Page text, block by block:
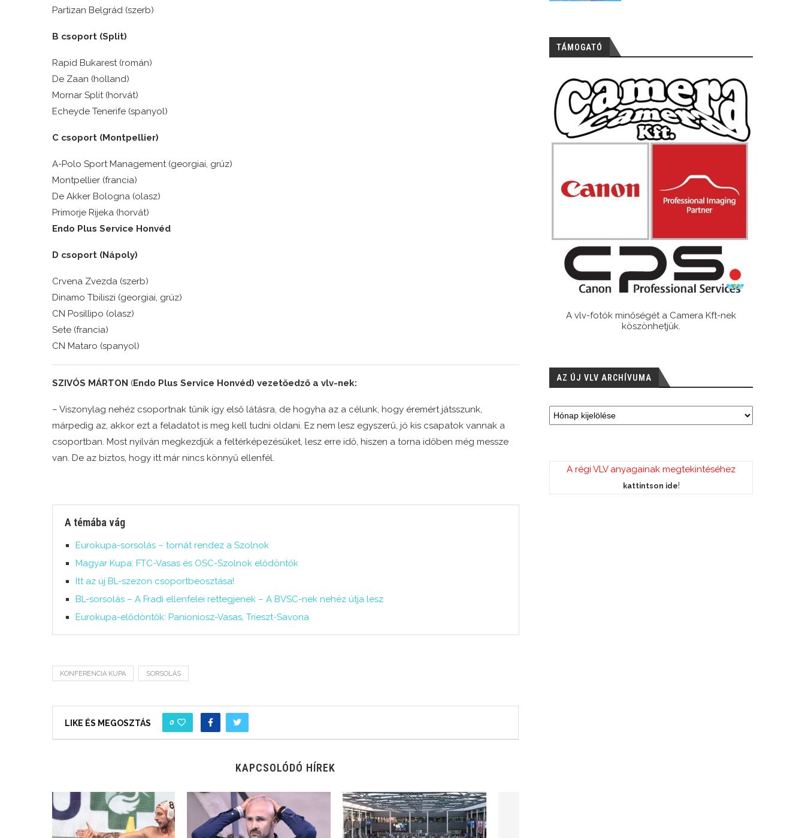
Partizan Belgrád (szerb)
B csoport (Split)
Rapid Bukarest (román)
De Zaan (holland)
Mornar Split (horvát)
Echeyde Tenerife (spanyol)
C csoport (Montpellier)
A-Polo Sport Management (georgiai, grúz)
Montpellier (francia)
De Akker Bologna (olasz)
Primorje Rijeka (horvát)
Endo Plus Service Honvéd
D csoport (Nápoly)
Crvena Zvezda (szerb)
Dinamo Tbiliszi (georgiai, grúz)
CN Posillipo (olasz)
Sete (francia)
CN Mataro (spanyol)
SZIVÓS MÁRTON (Endo Plus Service Honvéd) vezetőedző a vlv-nek:
– Viszonylag nehéz csoportnak tűnik így első látásra, de hogyha az a célunk, hogy éremért játsszunk,
márpedig az, akkor ezt a feladatot is meg kell tudni oldani. Ez nem lesz egyszerű, jó kis csapatok vannak a
csoportban. Most nyilván megkezdjük a feltérképezésüket, lesz erre idő, hiszen a torna időben még messze
van. De az biztos, hogy itt már nincs könnyű ellenfél.
A témába vág
Eurokupa-sorsolás – tornát rendez a Szolnok
Magyar Kupa: FTC-Vasas és OSC-Szolnok elődöntők
Itt az új BL-szezon csoportbeosztása!
BL-sorsolás – A Fradi ellenfelei rettegjenek – A BVSC-nek nehéz útja lesz
Eurokupa-elődöntők: Panioniosz-Vasas, Trieszt-Savona
KONFERENCIA KUPA SORSOLÁS
LIKE ÉS MEGOSZTÁS 0
KAPCSOLÓDÓ HÍREK
TÁMOGATÓ
A vlv-fotók minőségét a Camera Kft-nek
köszönhetjük.
AZ ÚJ VLV ARCHÍVUMA
A régi VLV anyagainak megtekintéséhez
kattintson ide!